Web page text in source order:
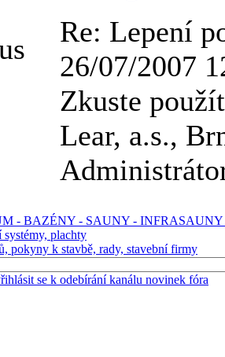
Re: Lepení
26/07/2007
Zkuste
Lear, a.s.,
- BAZÉNY - SAUNY -
systémy, plachty
pokyny k stavbě, rady, stavební firmy